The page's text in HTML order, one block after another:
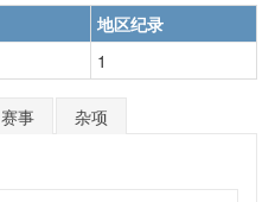
地区纪录
1
赛事 杂项